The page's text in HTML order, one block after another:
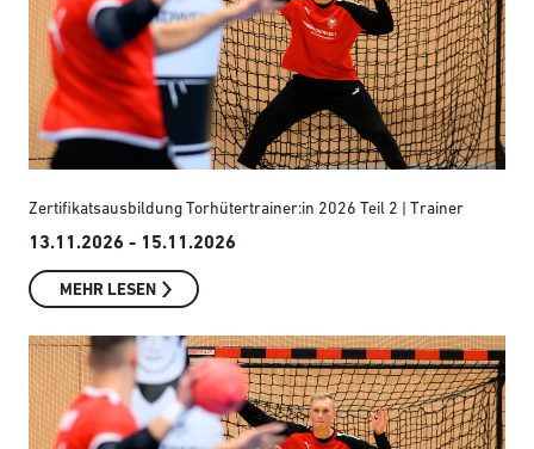
Zertifikatsausbildung Torhütertrainer:in 2026 Teil 2 | Trainer
13.11.2026 - 15.11.2026
MEHR LESEN